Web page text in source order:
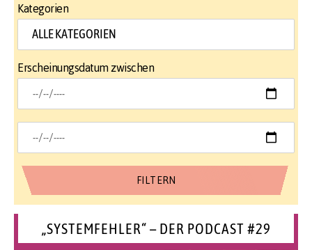
Kategorien
Erscheinungsdatum zwischen
„SYSTEMFEHLER“ – DER PODCAST #29